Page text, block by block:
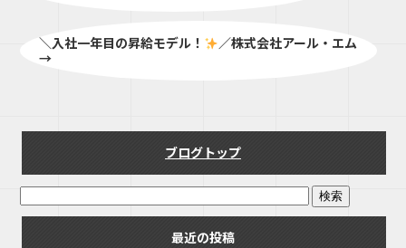
＼入社一年目の昇給モデル！
／株式会社アール・エム
→
ブログトップ
最近の投稿